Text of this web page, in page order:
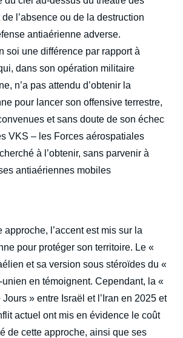
l’absence ou de la destruction
antiaérienne adverse.
soi une différence par rapport à
dans son opération militaire
n’a pas attendu d’obtenir la
pour lancer son offensive terrestre,
et sans doute de son échec
VKS – les Forces aérospatiales
à l’obtenir, sans parvenir à
antiaériennes mobiles
l’accent est mis sur la
pour protéger son territoire. Le «
et sa version sous stéroïdes du «
unien en témoignent. Cependant, la «
» entre Israël et l’Iran en 2025 et
actuel ont mis en évidence le coût
de cette approche, ainsi que ses